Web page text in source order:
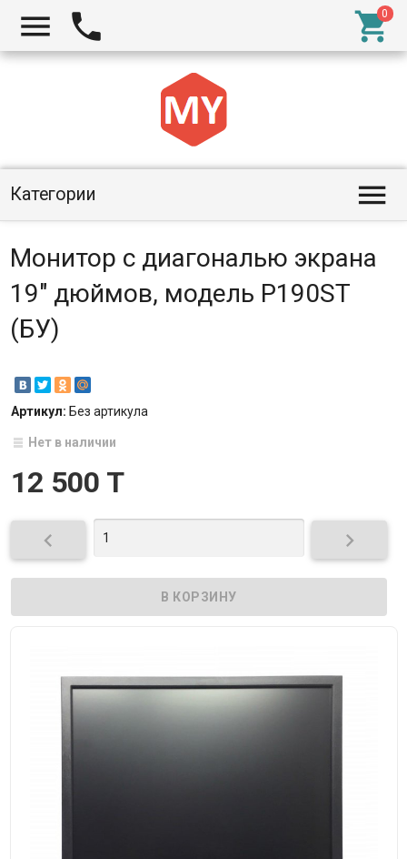
  
Категории 
Монитор с диагональю экрана
19" дюймов, модель P190ST
(БУ)
Артикул: Без артикула
Нет в наличии
12 500 T
 